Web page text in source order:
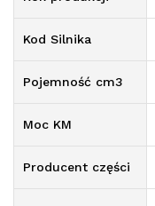
Kod Silnika
Pojemność cm3
Moc KM
Producent części